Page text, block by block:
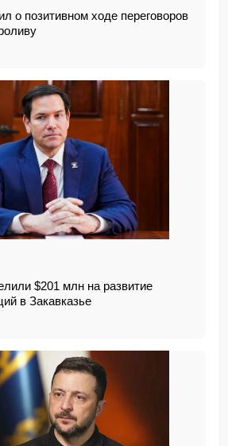
о позитивном ходе переговоров
$201 млн на развитие
в Закавказье